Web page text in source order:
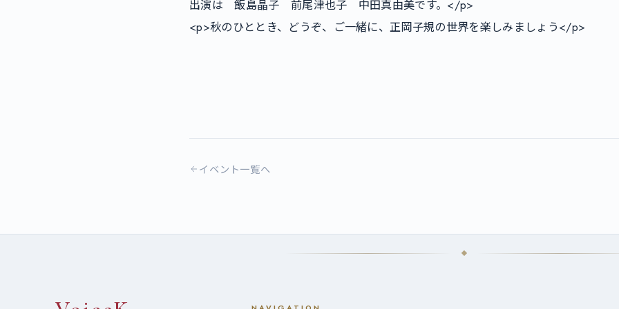
出演は　飯島晶子　前尾津也子　中田真由美です。</p>
<p>秋のひととき、どうぞ、ご一緒に、正岡子規の世界を楽しみましょう</p>
イベント一覧へ